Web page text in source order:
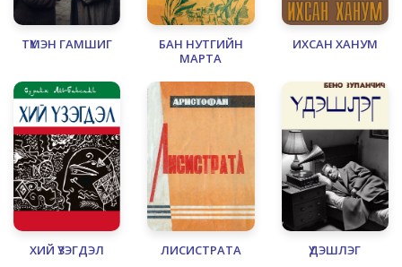
ТҮМЭН ГАМШИГ
БАН НУТГИЙН
МАРТА
ИХСАН ХАНУМ
ХИЙ ҮЗЭГДЭЛ ЛИСИСТРАТА ҮДЭШЛЭГ